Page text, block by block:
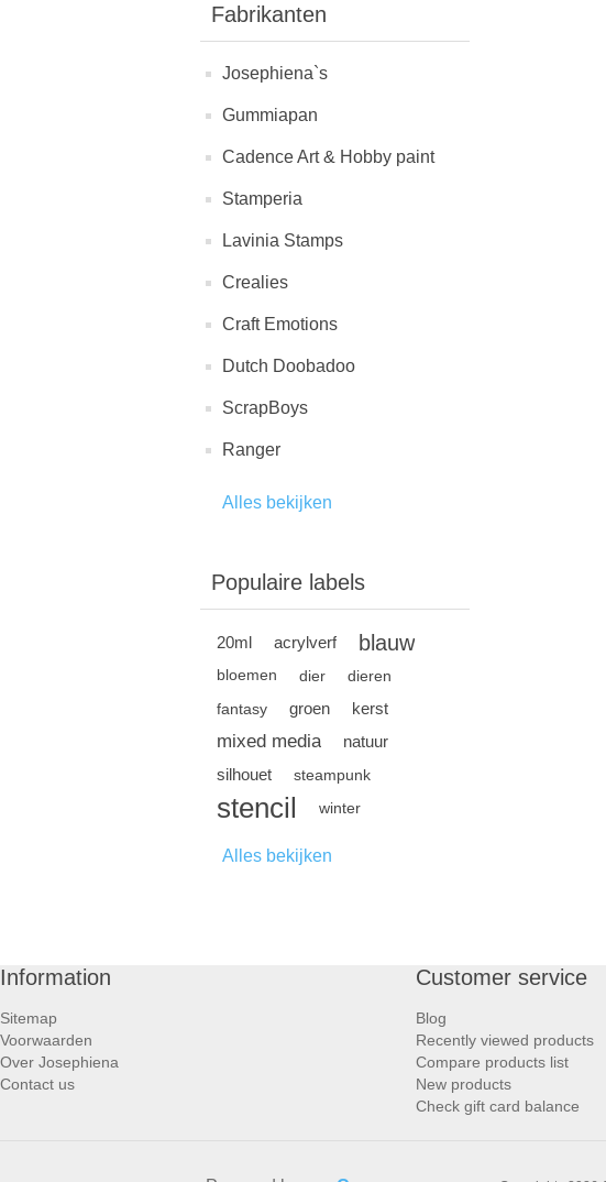
Fabrikanten
Josephiena`s
Gummiapan
Cadence Art & Hobby paint
Stamperia
Lavinia Stamps
Crealies
Craft Emotions
Dutch Doobadoo
ScrapBoys
Ranger
Alles bekijken
Populaire labels
20ml acrylverf blauw
bloemen dier
dieren
fantasy
groen kerst
mixed media
natuur
silhouet
steampunk
stencil winter
Alles bekijken
Information
Sitemap
Voorwaarden
Over Josephiena
Contact us
Customer service
Blog
Recently viewed products
Compare products list
New products
Check gift card balance